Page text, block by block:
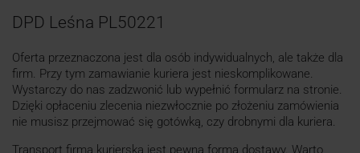
DPD Leśna PL50221
Oferta przeznaczona jest dla osób indywidualnych, ale także dla
firm. Przy tym zamawianie kuriera jest nieskomplikowane.
Wystarczy do nas zadzwonić lub wypełnić formularz na stronie.
Dzięki opłaceniu zlecenia niezwłocznie po złożeniu zamówienia
nie musisz przejmować się gotówką, czy drobnymi dla kuriera.
Transport firmą kurierską jest pewną formą dostawy. Warto